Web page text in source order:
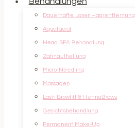
Dauerhafte Laser Haarentfernung
Aquafacial
Head SPA Behandlung
Zahnaufhellung
Micro-Needling
Massagen
Lash-Browlift & HennaBrows
Gesichtsbehandlung
Permanent Make-Up